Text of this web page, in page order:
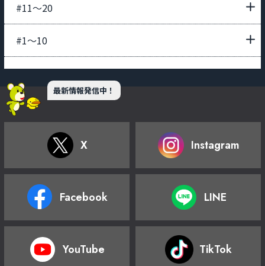
#11〜20
#1〜10
最新情報発信中！
X Instagram
Facebook LINE
YouTube TikTok